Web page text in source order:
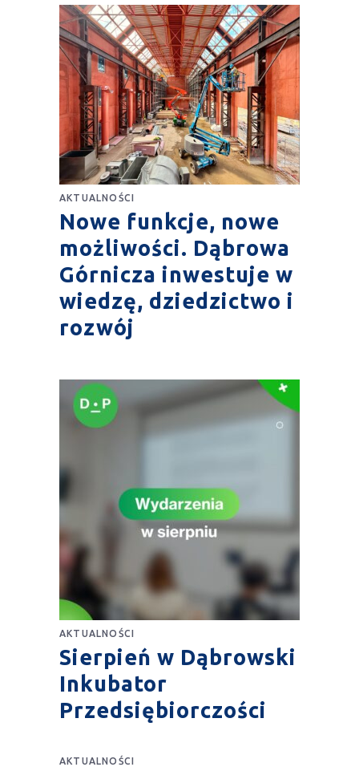
AKTUALNOŚCI
Nowe funkcje, nowe
możliwości. Dąbrowa
Górnicza inwestuje w
wiedzę, dziedzictwo i
rozwój
AKTUALNOŚCI
Sierpień w Dąbrowski
Inkubator
Przedsiębiorczości
AKTUALNOŚCI